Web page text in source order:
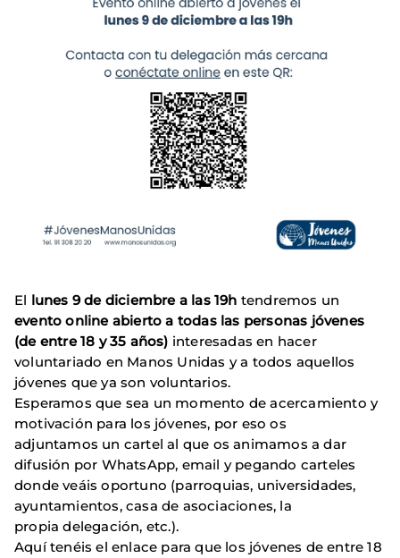
El lunes 9 de diciembre a las 19h tendremos un
evento online abierto a todas las personas jóvenes
(de entre 18 y 35 años) interesadas en hacer
voluntariado en Manos Unidas y a todos aquellos
jóvenes que ya son voluntarios.
Esperamos que sea un momento de acercamiento y
motivación para los jóvenes, por eso os
adjuntamos un cartel al que os animamos a dar
difusión por WhatsApp, email y pegando carteles
donde veáis oportuno (parroquias, universidades,
ayuntamientos, casa de asociaciones, la
propia delegación, etc.).
Aquí tenéis el enlace para que los jóvenes de entre 18